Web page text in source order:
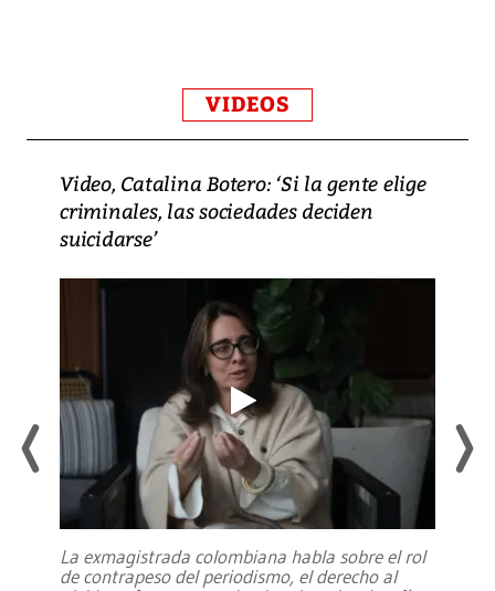
VIDEOS
Video, Catalina Botero: ‘Si la gente elige
criminales, las sociedades deciden
suicidarse’
La exmagistrada colombiana habla sobre el rol
de contrapeso del periodismo, el derecho al